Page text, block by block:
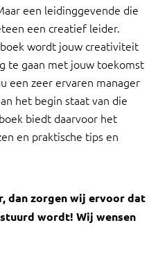
een leidinggevende die
een creatief leider.
wordt jouw creativiteit
te gaan met jouw toekomst
een zeer ervaren manager
het begin staat van die
biedt daarvoor het
en praktische tips en
dan zorgen wij ervoor dat
wordt! Wij wensen